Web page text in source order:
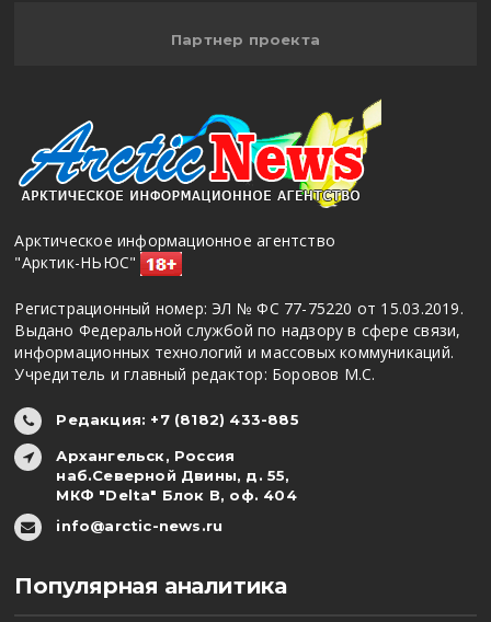
Партнер проекта
Арктическое информационное агентство
"Арктик-НЬЮС"
Регистрационный номер: ЭЛ № ФС 77-75220 от 15.03.2019.
Выдано Федеральной службой по надзору в сфере связи,
информационных технологий и массовых коммуникаций.
Учредитель и главный редактор: Боровов М.С.
Редакция: +7 (8182) 433-885
Архангельск, Россия
наб.Северной Двины, д. 55,
МКФ "Delta" Блок В, оф. 404
info@arctic-news.ru
Популярная аналитика